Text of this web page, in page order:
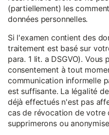
(partiellement) les
données personnelles.
Si l'examen contient des
traitement est basé sur
para. 1 lit. a DSGVO).
consentement à tout
communication informelle
est suffisante. La légalité
déjà effectués n'est pas
cas de révocation de votre
supprimerons ou